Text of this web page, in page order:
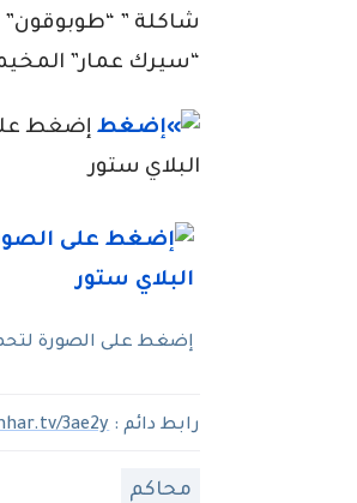
شاكلة ” “طوبوقون”
“سيرك عمار”
إضغط على
البلاي ستور
إضغط على الصورة
رابط دائم :3ae2y
محاكم